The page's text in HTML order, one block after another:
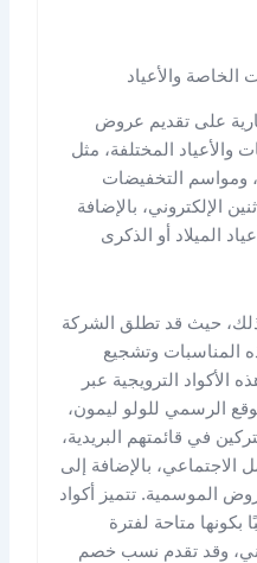
والأعياد
على تقديم عروض
المختلفة، مثل
ومواسم التخفيضات
الإلكتروني، بالإضافة
الميلاد أو الذكرى
حيث قد تطلق الشركة
المناسبات وتشجيع
الأكواد الترويجية عبر
الرسمي للولو ليمون،
في قائمتهم البريدية،
الاجتماعي، بالإضافة إلى
الموسمية. تتميز أكواد
بكونها متاحة لفترة
وقد تقدم نسب خصم